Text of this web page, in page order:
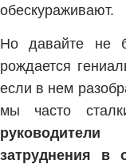
обескураживают.
Но давайте не
рождается
если в нем
мы часто
руководители
затруднения в